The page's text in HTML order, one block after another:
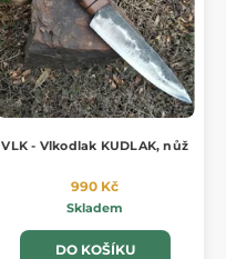
VLK - Vlkodlak KUDLAK, nůž
990 Kč
Skladem
DO KOŠÍKU